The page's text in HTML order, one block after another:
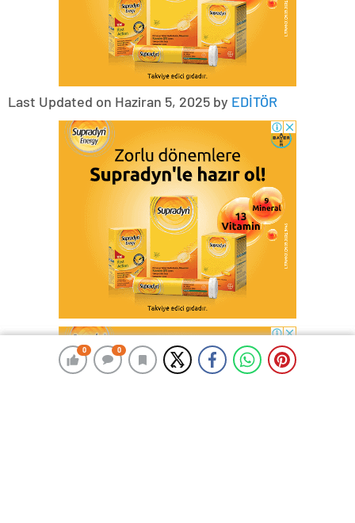
0 0
0 0
Last Updated on Haziran 5, 2025 by EDİTÖR